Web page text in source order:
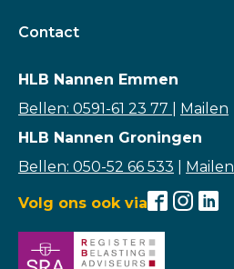
Contact
HLB Nannen Emmen
Bellen: 0591-61 23 77
Mailen
HLB Nannen Groningen
Bellen: 050-52 66 533
Mailen
Volg ons ook via